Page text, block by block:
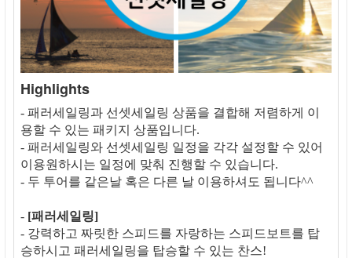
Highlights
- 패러세일링과 선셋세일링 상품을 결합해 저렴하게 이
용할 수 있는 패키지 상품입니다.
- 패러세일링와 선셋세일링 일정을 각각 설정할 수 있어
이용원하시는 일정에 맞춰 진행할 수 있습니다.
- 두 투어를 같은날 혹은 다른 날 이용하셔도 됩니다^^
- [패러세일링]
- 강력하고 짜릿한 스피드를 자랑하는 스피드보트를 탑
승하시고 패러세일링을 탑승할 수 있는 찬스!